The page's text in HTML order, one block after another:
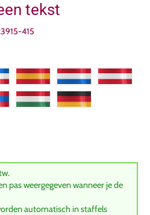
tekst
415
pas weergegeven wanneer je de
automatisch in staffels